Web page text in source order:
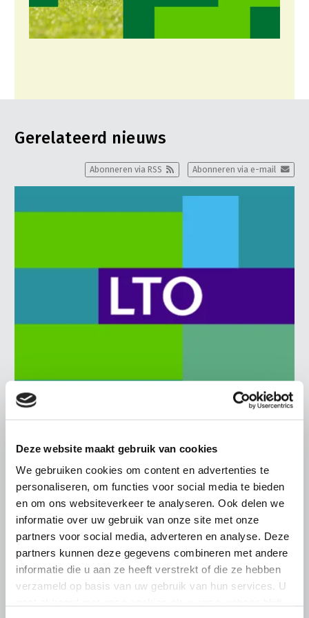
Deze website maakt gebruik van cookies
We gebruiken cookies om content en advertenties te
personaliseren, om functies voor social media te bieden
en om ons websiteverkeer te analyseren. Ook delen we
informatie over uw gebruik van onze site met onze
partners voor social media, adverteren en analyse. Deze
partners kunnen deze gegevens combineren met andere
informatie die u aan ze heeft verstrekt of die ze hebben
verzameld op basis van uw gebruik van hun services. U
Gerelateerd nieuws
Abonneren via e-mail
Abonneren via RSS
BELANGRIJKE INFORMATIE
LTO sluit aan bij demonstratie tegen
dreigende onteigening
pluimveehouders
ZLTO, LLTB, LTO Noord en LTO Nederland roepen hun
leden op om op vrijdagochtend 14 augustus massaal naar
het voorplein van het provinciehuis in Den Bosch te
komen…
Lees meer